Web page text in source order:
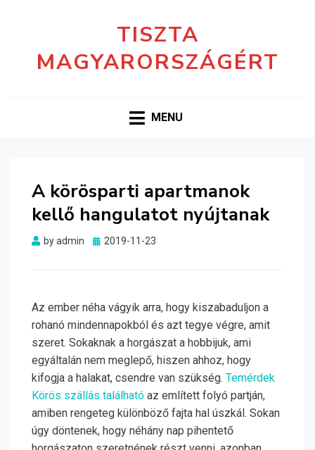
TISZTA
MAGYARORSZÁGÉRT
MENU
A körösparti apartmanok
kellő hangulatot nyújtanak
byadmin
Posted
2019-11-23
Az ember néha vágyik arra, hogy kiszabaduljon a
rohanó mindennapokból és azt tegye végre, amit
szeret. Sokaknak a horgászat a hobbijuk, ami
egyáltalán nem meglepő, hiszen ahhoz, hogy
kifogja a halakat, csendre van szükség. Temérdek
Körös szállás található az említett folyó partján,
amiben rengeteg különböző fajta hal úszkál. Sokan
úgy döntenek, hogy néhány nap pihentető